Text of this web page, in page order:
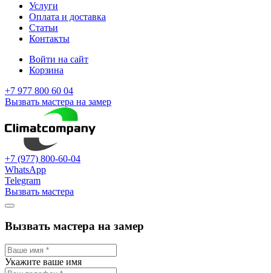
Услуги
Оплата и доставка
Статьи
Контакты
Войти на сайт
Корзина
+7 977 800 60 04
Вызвать мастера на замер
+7 (977) 800-60-04
WhatsApp
Telegram
Вызвать мастера
Вызвать мастера на замер
Укажите ваше имя